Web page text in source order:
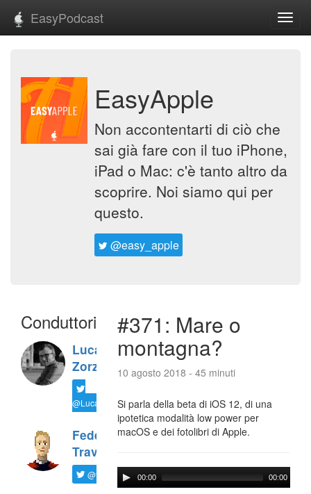
EasyPodcast
EasyApple
Non accontentarti di ciò che
sai già fare con il tuo iPhone,
iPad o Mac: c'è tanto altro da
scoprire. Noi siamo qui per
questo.
@easy_apple
Conduttori
Luca
Zorzi
@LucaTNT
Federico
Travaini
@ftrava
#371: Mare o
montagna?
10 agosto 2018 - 45 minuti
Si parla della beta di iOS 12, di una
ipotetica modalità low power per
macOS e dei fotolibri di Apple.
00:00 00:00